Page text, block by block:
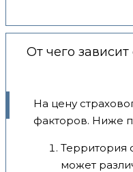
От чего зависит
На цену
факторов. Ниже
Территория
может